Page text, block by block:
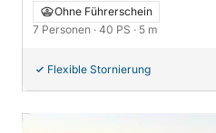
Ohne Führerschein
7 Personen · 40 PS · 5 m
Flexible Stornierung